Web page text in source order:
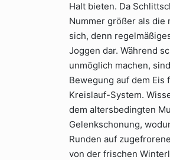
Halt bieten. Da
Nummer größer als
sich, denn
Joggen dar. Während
unmöglich machen,
Bewegung auf dem
Kreislauf-System.
dem altersbedingten
Gelenkschonung,
Runden auf
von der frischen